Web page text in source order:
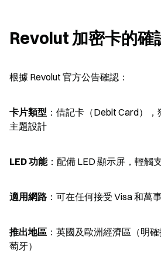
Revolut 加密卡的確
根據 Revolut 官方公告確認：
卡片類型 ：借記卡（Debit Card），
主題設計
LED 功能：配備 LED 顯示屏，輕觸
適用網路 ：可在任何接受 Visa 和萬
推出地區 ：英國及歐洲經濟區（明
萄牙）